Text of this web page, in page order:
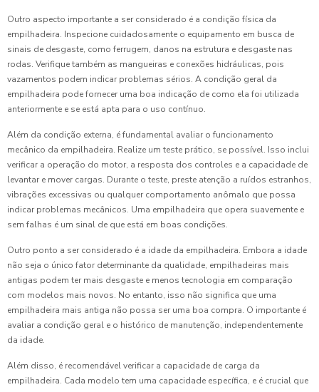
Outro aspecto importante a ser considerado é a condição física da
empilhadeira. Inspecione cuidadosamente o equipamento em busca de
sinais de desgaste, como ferrugem, danos na estrutura e desgaste nas
rodas. Verifique também as mangueiras e conexões hidráulicas, pois
vazamentos podem indicar problemas sérios. A condição geral da
empilhadeira pode fornecer uma boa indicação de como ela foi utilizada
anteriormente e se está apta para o uso contínuo.
Além da condição externa, é fundamental avaliar o funcionamento
mecânico da empilhadeira. Realize um teste prático, se possível. Isso inclui
verificar a operação do motor, a resposta dos controles e a capacidade de
levantar e mover cargas. Durante o teste, preste atenção a ruídos estranhos,
vibrações excessivas ou qualquer comportamento anômalo que possa
indicar problemas mecânicos. Uma empilhadeira que opera suavemente e
sem falhas é um sinal de que está em boas condições.
Outro ponto a ser considerado é a idade da empilhadeira. Embora a idade
não seja o único fator determinante da qualidade, empilhadeiras mais
antigas podem ter mais desgaste e menos tecnologia em comparação
com modelos mais novos. No entanto, isso não significa que uma
empilhadeira mais antiga não possa ser uma boa compra. O importante é
avaliar a condição geral e o histórico de manutenção, independentemente
da idade.
Além disso, é recomendável verificar a capacidade de carga da
empilhadeira. Cada modelo tem uma capacidade específica, e é crucial que